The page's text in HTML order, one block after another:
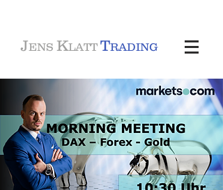
JENS KLATT TRADING